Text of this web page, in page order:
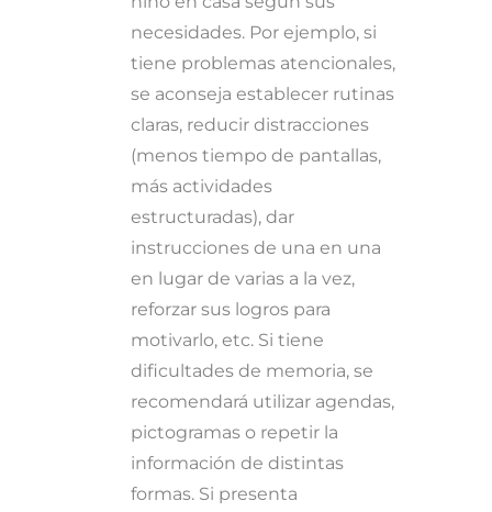
necesidades. Por ejemplo, si
tiene problemas atencionales,
se aconseja establecer rutinas
claras, reducir distracciones
(menos tiempo de pantallas,
más actividades
estructuradas), dar
instrucciones de una en una
en lugar de varias a la vez,
reforzar sus logros para
motivarlo, etc. Si tiene
dificultades de memoria, se
recomendará utilizar agendas,
pictogramas o repetir la
información de distintas
formas. Si presenta